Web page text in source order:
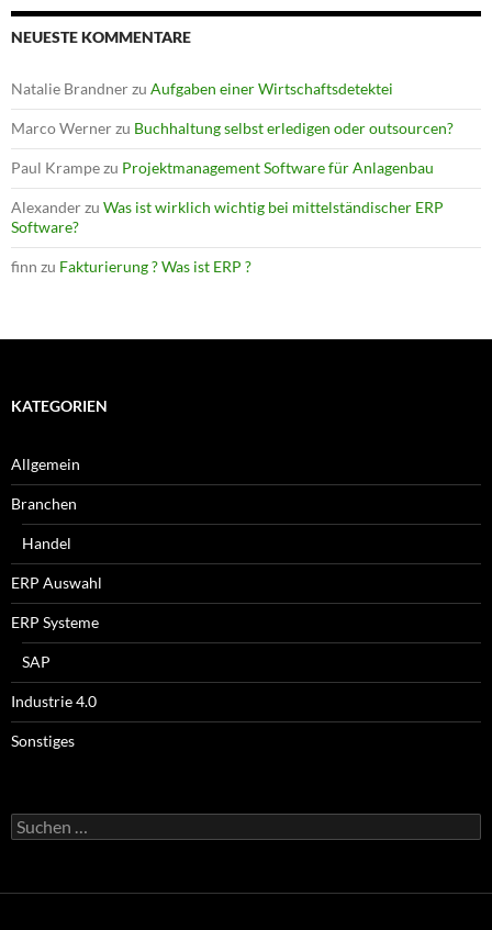
NEUESTE KOMMENTARE
Natalie Brandnerzu Aufgaben einer Wirtschaftsdetektei
Marco Wernerzu Buchhaltung selbst erledigen oder outsourcen?
Paul Krampezu Projektmanagement Software für Anlagenbau
Alexanderzu Was ist wirklich wichtig bei mittelständischer ERP
Software?
finn zu Fakturierung ? Was ist ERP ?
KATEGORIEN
Allgemein
Branchen
Handel
ERP Auswahl
ERP Systeme
SAP
Industrie 4.0
Sonstiges
Suchen
nach: